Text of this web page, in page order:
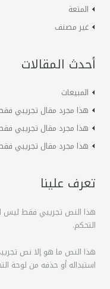
المتعة
غير مصنف
أحدث المقالات
المبيعات
هذا مجرد مقال تجريبي فقط
هذا مجرد مقال تجريبي فقط
هذا مجرد مقال تجريبي فقط
تعرف علينا
هذا النص تجريبي فقط ليس
التحكم.
هذا النص ما هو إلا نص
استبداله أو حذفه من لوحة